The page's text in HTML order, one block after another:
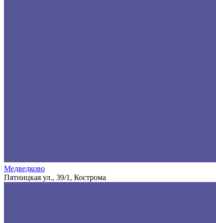
Медведково
Пятницкая ул., 39/1, Кострома